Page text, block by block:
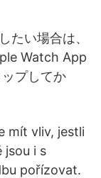
たい場合は、
Watch App
プしてか
mít vliv, jestli
jsou i s
pořízovat.